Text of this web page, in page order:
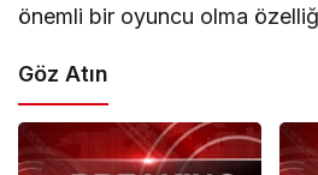
önemli bir oyuncu olma
Göz Atın